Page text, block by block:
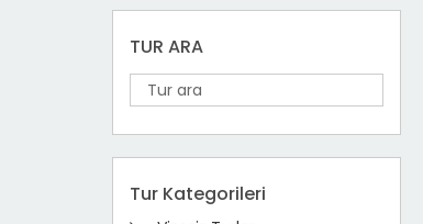
TUR ARA
Tur Kategorileri